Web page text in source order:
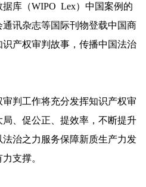
库（WIPO Lex）中国案例的
讯杂志等国际刊物登载中国商
产权审判故事，传播中国法治
判工作将充分发挥知识产权审
、促公正、提效率，不断提升
治之力服务保障新质生产力发
支撑。